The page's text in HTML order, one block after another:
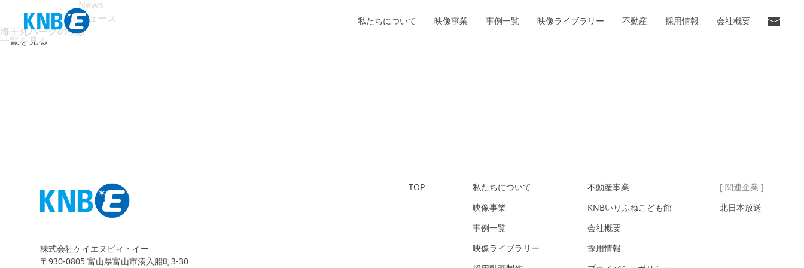
私たちについて 映像事業 事例一覧 映像ライブラリー 不動産 採用情報 会社概要
News
ニュース
海王丸パークの夜景
一覧を見る
株式会社ケイエヌビィ・イー
〒930-0805 富山県富山市湊入船町3-30
TOP
私たちについて
映像事業
事例一覧
映像ライブラリー
不動産事業
KNBいりふねこども館
会社概要
採用情報
[ 関連企業 ]
北日本放送